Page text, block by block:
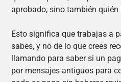
aprobado, sino también quién
Esto significa que trabajas a
sabes, y no de lo que crees
llamando para saber si un
por mensajes antiguos para